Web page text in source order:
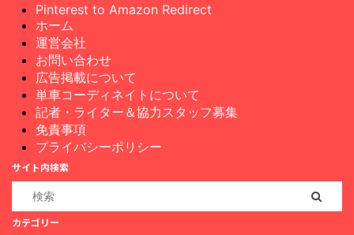
Pinterest to Amazon Redirect
ホーム
運営会社
お問い合わせ
広告掲載について
単車コーディネイトについて
記者・ライター＆協力スタッフ募集
免責事項
プライバシーポリシー
サイト内検索
カテゴリー